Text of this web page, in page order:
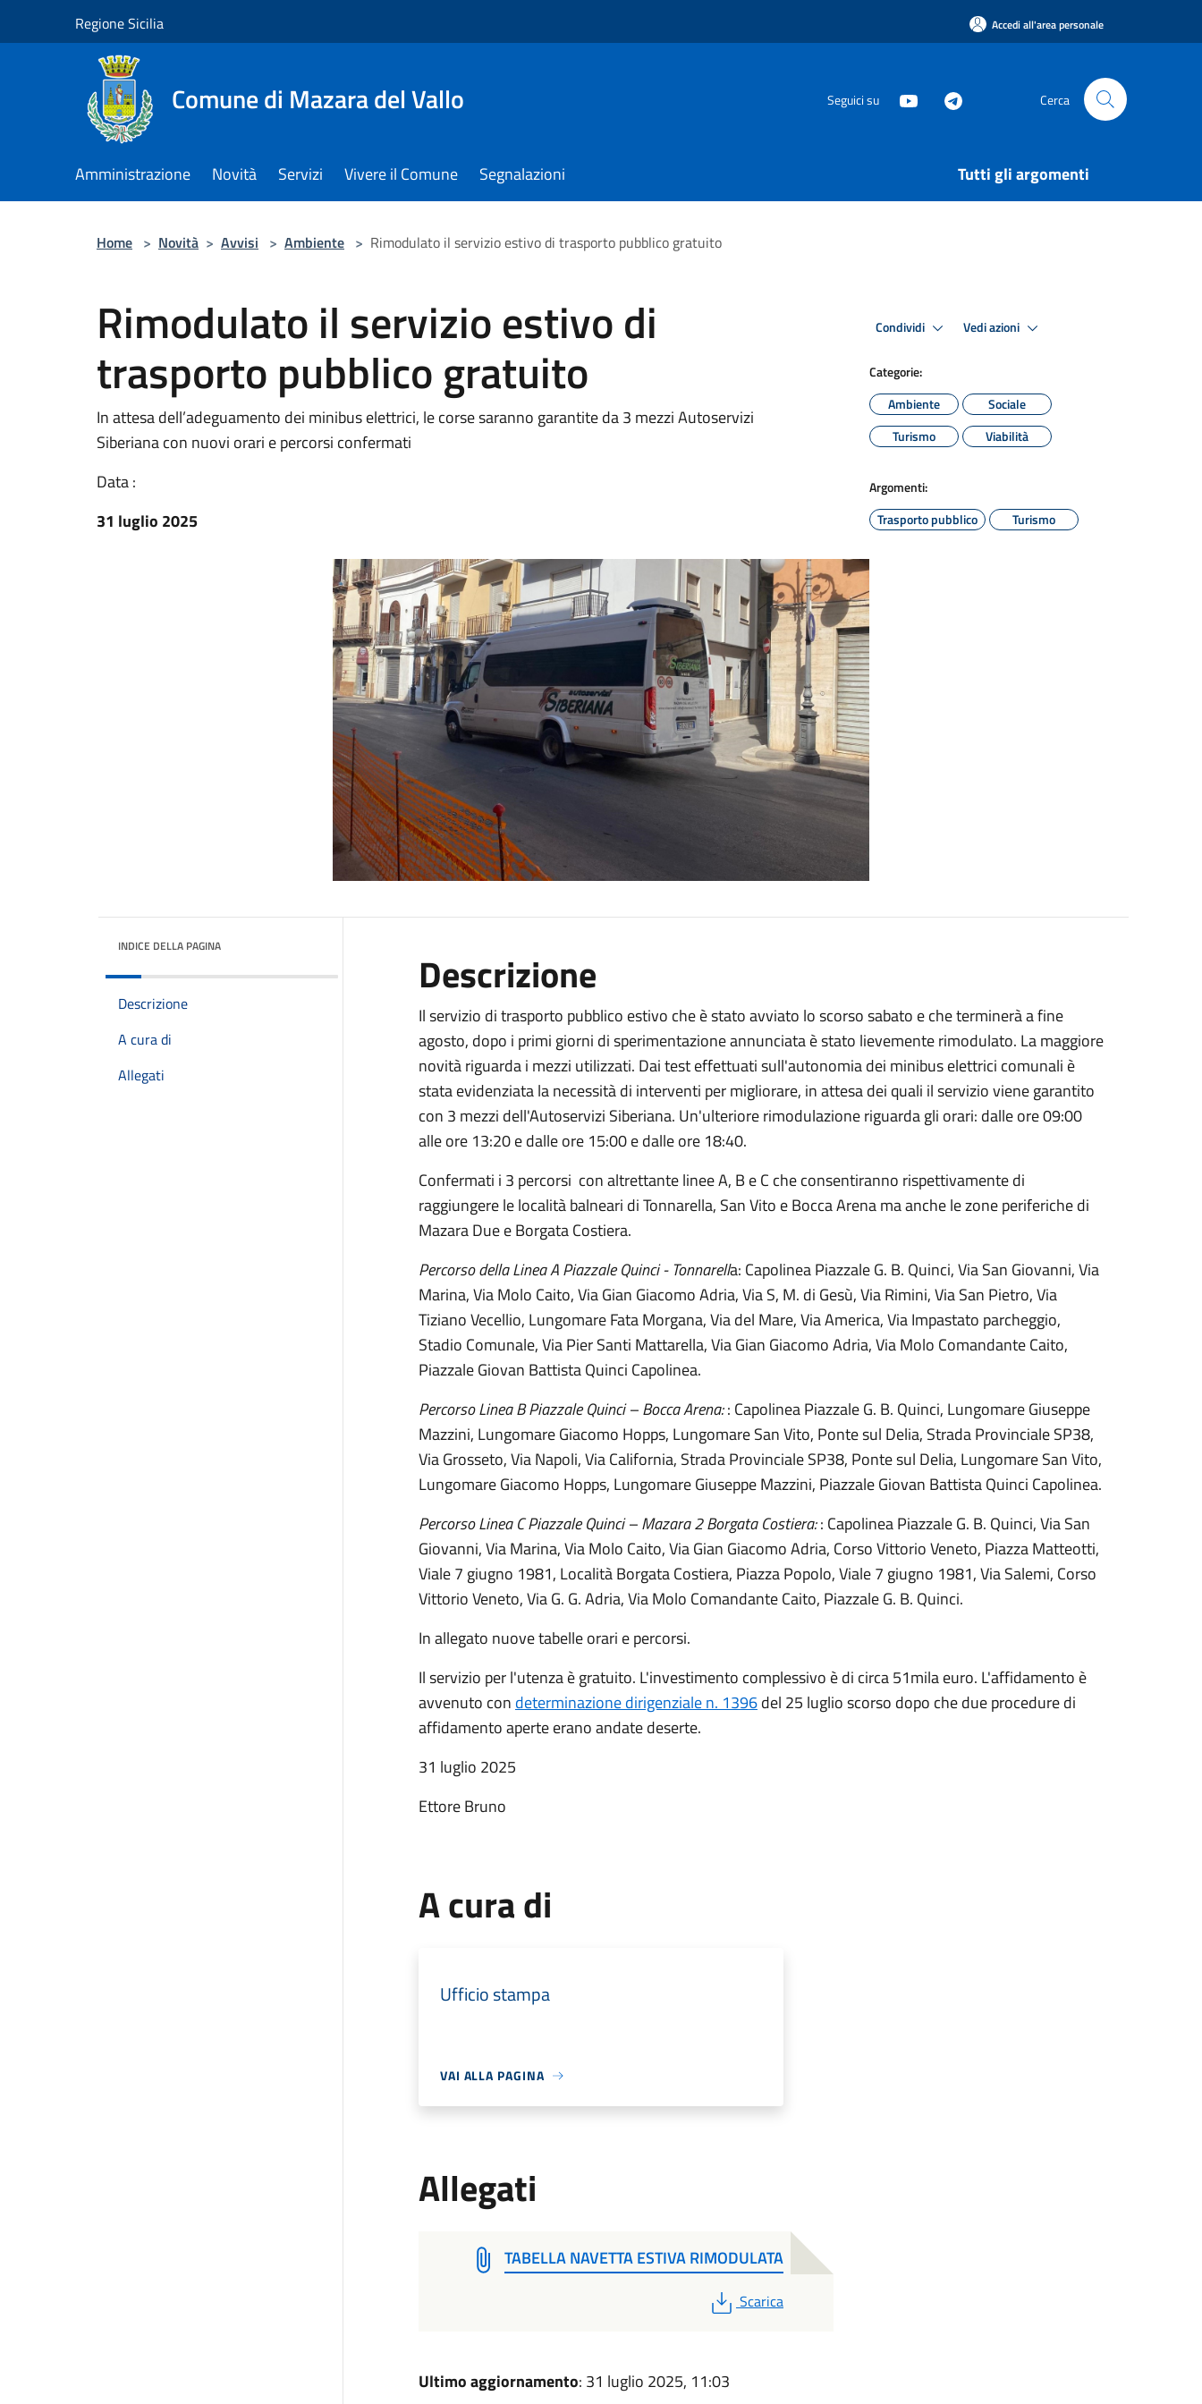
Regione Sicilia Accedi all'area personale
Comune di Mazara del Vallo Seguici su Cerca
Amministrazione Novità Servizi Vivere il Comune Segnalazioni Tutti gli argomenti
Home > Novità > Avvisi > Ambiente > Rimodulato il servizio estivo di trasporto pubblico gratuito
Rimodulato il servizio estivo di
trasporto pubblico gratuito
In attesa dell’adeguamento dei minibus elettrici, le corse saranno garantite da 3 mezzi Autoservizi
Siberiana con nuovi orari e percorsi confermati
Data :
31 luglio 2025
Condividi Vedi azioni
Categorie:
Ambiente
Sociale
Turismo
Viabilità
Argomenti:
Trasporto pubblico
Turismo
INDICE DELLA PAGINA
Descrizione
A cura di
Allegati
Descrizione
Il servizio di trasporto pubblico estivo che è stato avviato lo scorso sabato e che terminerà a fine
agosto, dopo i primi giorni di sperimentazione annunciata è stato lievemente rimodulato. La maggiore
novità riguarda i mezzi utilizzati. Dai test effettuati sull'autonomia dei minibus elettrici comunali è
stata evidenziata la necessità di interventi per migliorare, in attesa dei quali il servizio viene garantito
con 3 mezzi dell'Autoservizi Siberiana. Un'ulteriore rimodulazione riguarda gli orari: dalle ore 09:00
alle ore 13:20 e dalle ore 15:00 e dalle ore 18:40.
Confermati i 3 percorsi con altrettante linee A, B e C che consentiranno rispettivamente di
raggiungere le località balneari di Tonnarella, San Vito e Bocca Arena ma anche le zone periferiche di
Mazara Due e Borgata Costiera.
Percorso della Linea A Piazzale Quinci - Tonnarella: Capolinea Piazzale G. B. Quinci, Via San Giovanni, Via
Marina, Via Molo Caito, Via Gian Giacomo Adria, Via S, M. di Gesù, Via Rimini, Via San Pietro, Via
Tiziano Vecellio, Lungomare Fata Morgana, Via del Mare, Via America, Via Impastato parcheggio,
Stadio Comunale, Via Pier Santi Mattarella, Via Gian Giacomo Adria, Via Molo Comandante Caito,
Piazzale Giovan Battista Quinci Capolinea.
Percorso Linea B Piazzale Quinci – Bocca Arena:: Capolinea Piazzale G. B. Quinci, Lungomare Giuseppe
Mazzini, Lungomare Giacomo Hopps, Lungomare San Vito, Ponte sul Delia, Strada Provinciale SP38,
Via Grosseto, Via Napoli, Via California, Strada Provinciale SP38, Ponte sul Delia, Lungomare San Vito,
Lungomare Giacomo Hopps, Lungomare Giuseppe Mazzini, Piazzale Giovan Battista Quinci Capolinea.
Percorso Linea C Piazzale Quinci – Mazara 2 Borgata Costiera:: Capolinea Piazzale G. B. Quinci, Via San
Giovanni, Via Marina, Via Molo Caito, Via Gian Giacomo Adria, Corso Vittorio Veneto, Piazza Matteotti,
Viale 7 giugno 1981, Località Borgata Costiera, Piazza Popolo, Viale 7 giugno 1981, Via Salemi, Corso
Vittorio Veneto, Via G. G. Adria, Via Molo Comandante Caito, Piazzale G. B. Quinci.
In allegato nuove tabelle orari e percorsi.
Il servizio per l'utenza è gratuito. L'investimento complessivo è di circa 51mila euro. L'affidamento è
avvenuto con determinazione dirigenziale n. 1396del 25 luglio scorso dopo che due procedure di
affidamento aperte erano andate deserte.
31 luglio 2025
Ettore Bruno
A cura di
Ufficio stampa
VAI ALLA PAGINA
Allegati
TABELLA NAVETTA ESTIVA RIMODULATA
PDF
Scarica
Ultimo aggiornamento: 31 luglio 2025, 11:03